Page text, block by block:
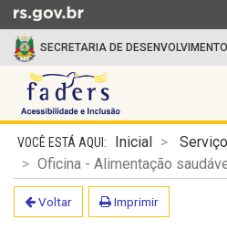
Ir para o conteúdo
SECRETARIA DE
FADERS
Início do conteúdoInicial
Oficina - Alimentação
Voltar Imprimir